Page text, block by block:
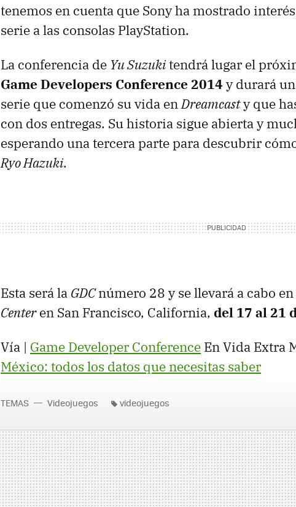
tenemos en cuenta que Sony ha mostrado
serie a las consolas PlayStation.
La conferencia de Yu Suzukitendrá lugar el
Game Developers Conference 2014 y durará
serie que comenzó su vida enDreamcasty que
con dos entregas. Su historia sigue abierta y
esperando una tercera parte para descubrir
Ryo Hazuki.
Esta será la GDCnúmero 28 y se llevará a cabo
Centeren San Francisco, California, del 17 al 21
Vía | Game Developer Conference En Vida Extra
México: todos los datos que necesitas saber
TEMAS Videojuegos videojuegos